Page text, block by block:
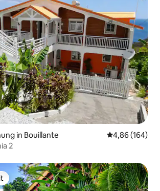
in Bouillante
4,86 (164)
2
Favorit.